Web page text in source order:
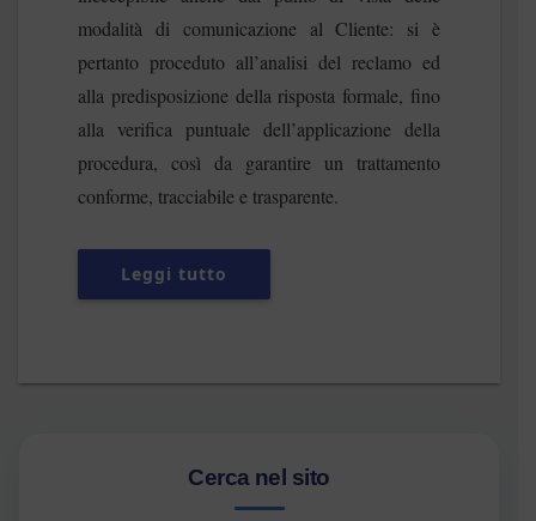
modalità di comunicazione al Cliente: si è
pertanto proceduto all’analisi del reclamo ed
alla predisposizione della risposta formale, fino
alla verifica puntuale dell’applicazione della
procedura, così da garantire un trattamento
conforme, tracciabile e trasparente.
Leggi tutto
Cerca nel sito